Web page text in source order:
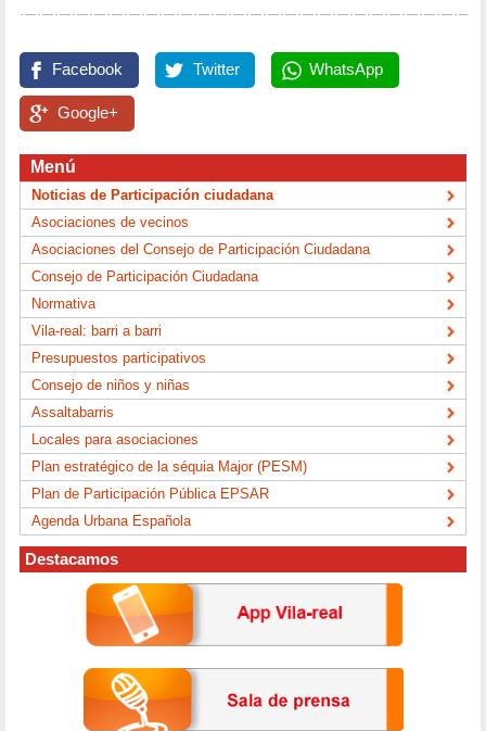
Facebook Twitter WhatsApp
Google+
Menú
Noticias de Participación ciudadana
Asociaciones de vecinos
Asociaciones del Consejo de Participación Ciudadana
Consejo de Participación Ciudadana
Normativa
Vila-real: barri a barri
Presupuestos participativos
Consejo de niños y niñas
Assaltabarris
Locales para asociaciones
Plan estratégico de la séquia Major (PESM)
Plan de Participación Pública EPSAR
Agenda Urbana Española
Destacamos